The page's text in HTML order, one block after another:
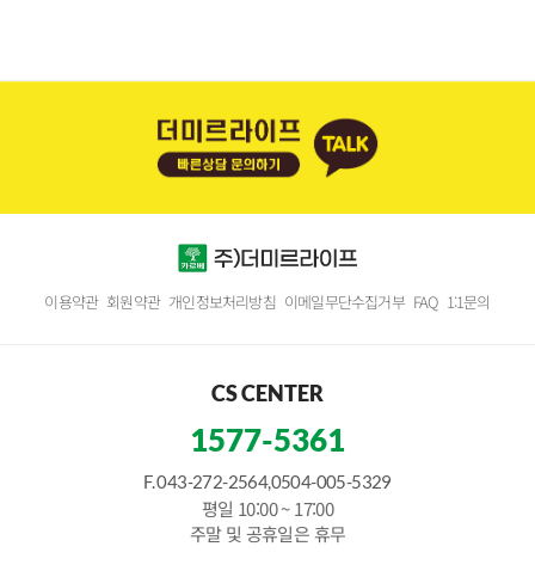
이용약관 회원약관 개인정보처리방침 이메일무단수집거부 FAQ 1:1문의
CS CENTER
1577-5361
F. 043-272-2564,0504-005-5329
평일 10:00 ~ 17:00
주말 및 공휴일은 휴무